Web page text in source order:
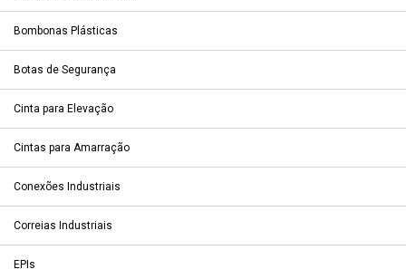
Bombonas Plásticas
Botas de Segurança
Cinta para Elevação
Cintas para Amarração
Conexões Industriais
Correias Industriais
EPIs